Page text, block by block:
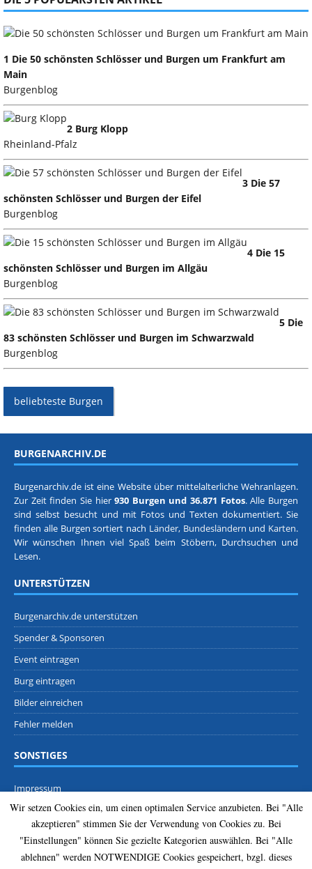
1 Die 50 schönsten Schlösser und Burgen um Frankfurt am
Main
Burgenblog
2 Burg Klopp
Rheinland-Pfalz
3 Die 57
schönsten Schlösser und Burgen der Eifel
Burgenblog
4 Die 15
schönsten Schlösser und Burgen im Allgäu
Burgenblog
5 Die
83 schönsten Schlösser und Burgen im Schwarzwald
Burgenblog
beliebteste Burgen
BURGENARCHIV.DE
Burgenarchiv.de ist eine Website über mittelalterliche Wehranlagen.
Zur Zeit finden Sie hier930 Burgen und 36.871 Fotos. Alle Burgen
sind selbst besucht und mit Fotos und Texten dokumentiert. Sie
finden alle Burgen sortiert nach Länder, Bundesländern und Karten.
Wir wünschen Ihnen viel Spaß beim Stöbern, Durchsuchen und
Lesen.
UNTERSTÜTZEN
Burgenarchiv.de unterstützen
Spender & Sponsoren
Event eintragen
Burg eintragen
Bilder einreichen
Fehler melden
SONSTIGES
Impressum
Datenschutz
Kontakt
Presse
Wir setzen Cookies ein, um einen optimalen Service anzubieten. Bei "Alle
akzeptieren" stimmen Sie der Verwendung von Cookies zu. Bei
"Einstellungen" können Sie gezielte Kategorien auswählen. Bei "Alle
ablehnen" werden NOTWENDIGE Cookies gespeichert, bzgl. dieses